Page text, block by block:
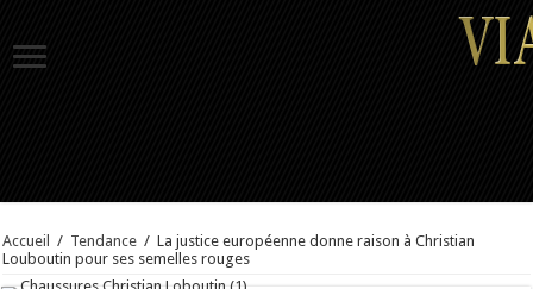
Accueil / Tendance / La justice européenne donne raison à Christian
Louboutin pour ses semelles rouges